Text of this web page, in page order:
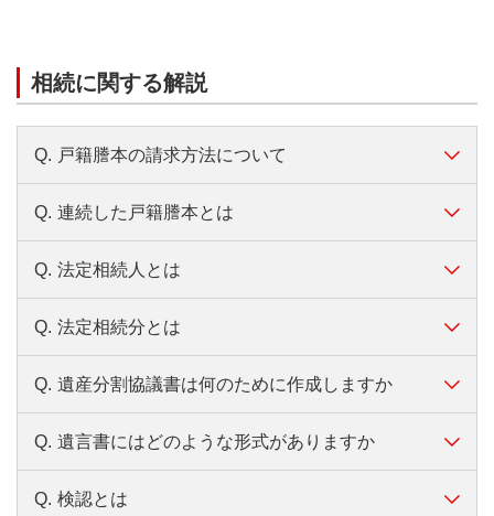
相続に関する解説
Q. 戸籍謄本の請求方法について
A.
最初に、亡くなられた時の本籍地の戸籍謄
本籍地および戸籍筆頭者が記載されている
製前の本籍地の戸籍謄本を請求します。
戸籍謄本の請求方法についてご不明の場合
は、各市町村役場の戸籍担当者にお問い合
わせください。
Q. 連続した戸籍謄本とは
A. 相続手続に際しては相続人を確定するため、被相
続人（亡くなった方）の「出生から亡くなられる
までの連続した戸籍謄本」や、相続人の方の「出
生から現在までの連続した戸籍謄本」をすべてそ
ろえる必要があります。
お1人の方の戸籍謄本でも、結婚・転籍・養子縁組
のほか法務省令による改製により、複数にわたる
また、戸籍謄本の種類についても、「戸籍謄本
Q. 法定相続人とは
A. 民法で定める相続人を「法定相続人」といい、以
下のように定められています。
配偶者
基づく婚姻の届け出をした方に限
Q. 法定相続分とは
A. 民法で定める相続分を「法定相続分」といい、以
下のように定められています。
Q. 遺産分割協議書は何のために作成しますか
A. 相続人の間で被相続人の遺産をどのように分割す
るかについて合意した内容を明確にして、認識違
いなどによるトラブルを回避するために遺産分割
Q. 遺言書にはどのような形式がありますか
A. 一般的な遺言書に「自筆証書遺言」と「公正証書
Q. 検認とは